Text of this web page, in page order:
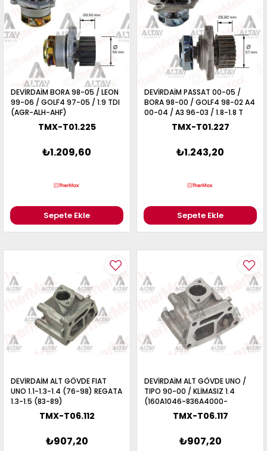
DEVİRDAİM BORA 98-05 / LEON
99-06 / GOLF4 97-05 / 1.9 TDI
(AGR-ALH-AHF)
TMX-T01.225
₺1.209,60
Sepete Ekle
DEVİRDAİM PASSAT 00-05 /
BORA 98-00 / GOLF4 98-02 A4
00-04 / A3 96-03 / 1.8-1.8 T
(AWT-AGN-AGU)
TMX-T01.227
₺1.243,20
Sepete Ekle
DEVİRDAİM ALT GÖVDE FIAT
UNO 1.1-1.3-1.4 (76-98) REGATA
1.3-1.5 (83-89)
TMX-T06.112
₺907,20
DEVİRDAİM ALT GÖVDE UNO /
TIPO 90-00 / KLİMASIZ 1.4
(160A1046-836A4000-
159A2000) YÜKSEK ÇARK
TMX-T06.117
₺907,20